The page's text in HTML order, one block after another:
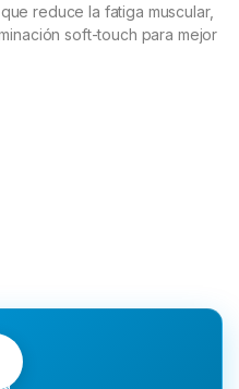
reduce la fatiga muscular,
soft-touch para mejor